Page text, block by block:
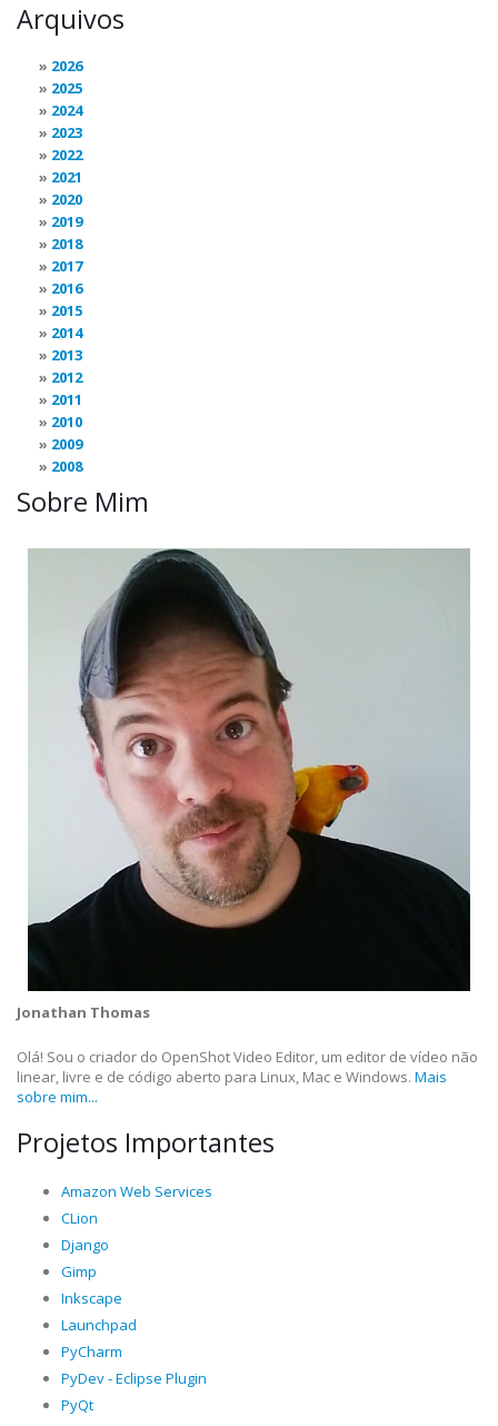
Arquivos
2026
2025
2024
2023
2022
2021
2020
2019
2018
2017
2016
2015
2014
2013
2012
2011
2010
2009
2008
Sobre Mim
Jonathan Thomas
Olá! Sou o criador do OpenShot Video Editor, um editor de vídeo não
linear, livre e de código aberto para Linux, Mac e Windows. Mais
sobre mim...
Projetos Importantes
Amazon Web Services
CLion
Django
Gimp
Inkscape
Launchpad
PyCharm
PyDev - Eclipse Plugin
PyQt